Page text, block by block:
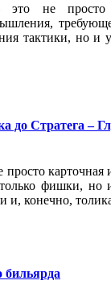
не просто
тактики, но и
до Стратега –
просто карточная
фишки, но
и, конечно,
бильярда